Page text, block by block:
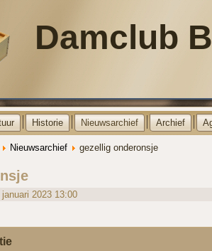
Damclub
Historie Nieuwsarchief Archief
Nieuwsarchief gezellig onderonsje
2023 13:00